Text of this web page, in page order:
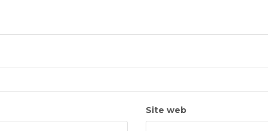
Site web